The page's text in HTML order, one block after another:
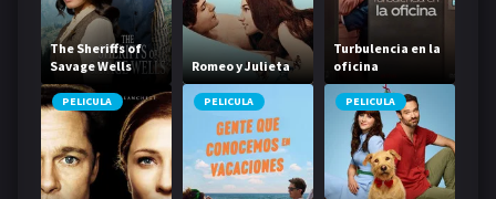
The Sheriffs of
Savage Wells
Romeo y Julieta
Turbulencia en la
oficina
PELICULA PELICULA PELICULA